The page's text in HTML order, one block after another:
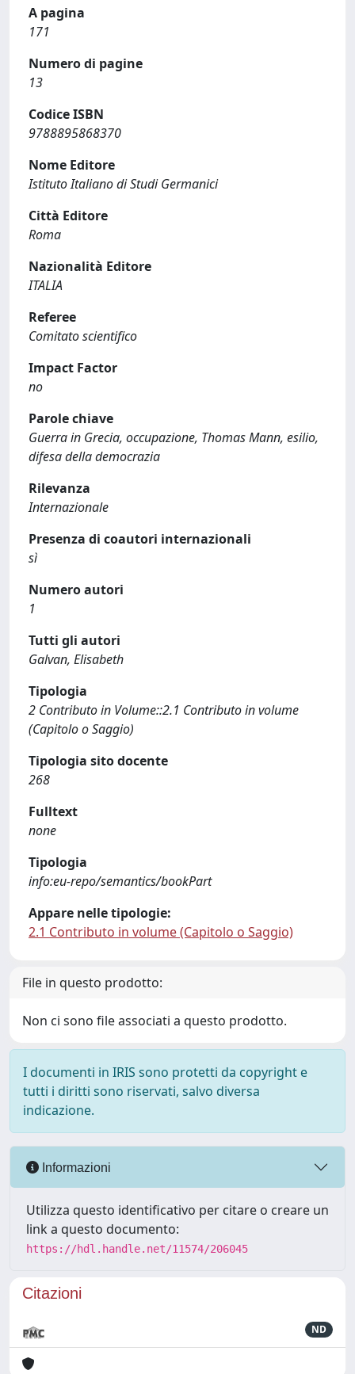
A pagina
171
Numero di pagine
13
Codice ISBN
9788895868370
Nome Editore
Istituto Italiano di Studi Germanici
Città Editore
Roma
Nazionalità Editore
ITALIA
Referee
Comitato scientifico
Impact Factor
no
Parole chiave
Guerra in Grecia, occupazione, Thomas Mann, esilio,
difesa della democrazia
Rilevanza
Internazionale
Presenza di coautori internazionali
sì
Numero autori
1
Tutti gli autori
Galvan, Elisabeth
Tipologia
2 Contributo in Volume::2.1 Contributo in volume
(Capitolo o Saggio)
Tipologia sito docente
268
Fulltext
none
Tipologia
info:eu-repo/semantics/bookPart
Appare nelle tipologie:
2.1 Contributo in volume (Capitolo o Saggio)
File in questo prodotto:
Non ci sono file associati a questo prodotto.
I documenti in IRIS sono protetti da copyright e
tutti i diritti sono riservati, salvo diversa
indicazione.
Informazioni
Utilizza questo identificativo per citare o creare un
link a questo documento:
https://hdl.handle.net/11574/206045
Citazioni
ND